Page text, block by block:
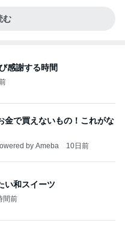
む
感謝する時間
金で買えないもの！これがな
by Ameba 10日前
い和スイーツ
間前